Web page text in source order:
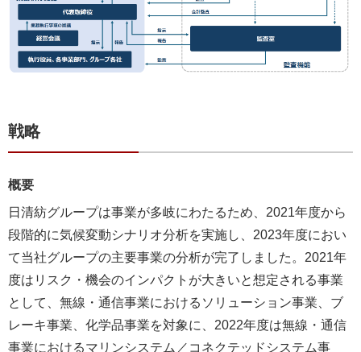
戦略
概要
日清紡グループは事業が多岐にわたるため、2021年度から
段階的に気候変動シナリオ分析を実施し、2023年度におい
て当社グループの主要事業の分析が完了しました。2021年
度はリスク・機会のインパクトが大きいと想定される事業
として、無線・通信事業におけるソリューション事業、ブ
レーキ事業、化学品事業を対象に、2022年度は無線・通信
事業におけるマリンシステム／コネクテッドシステム事